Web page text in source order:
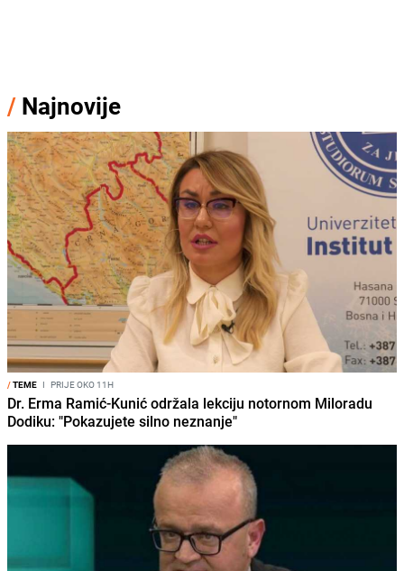
/ Najnovije
/TEME I PRIJE OKO 11H
Dr. Erma Ramić-Kunić održala lekciju notornom Miloradu
Dodiku: "Pokazujete silno neznanje"